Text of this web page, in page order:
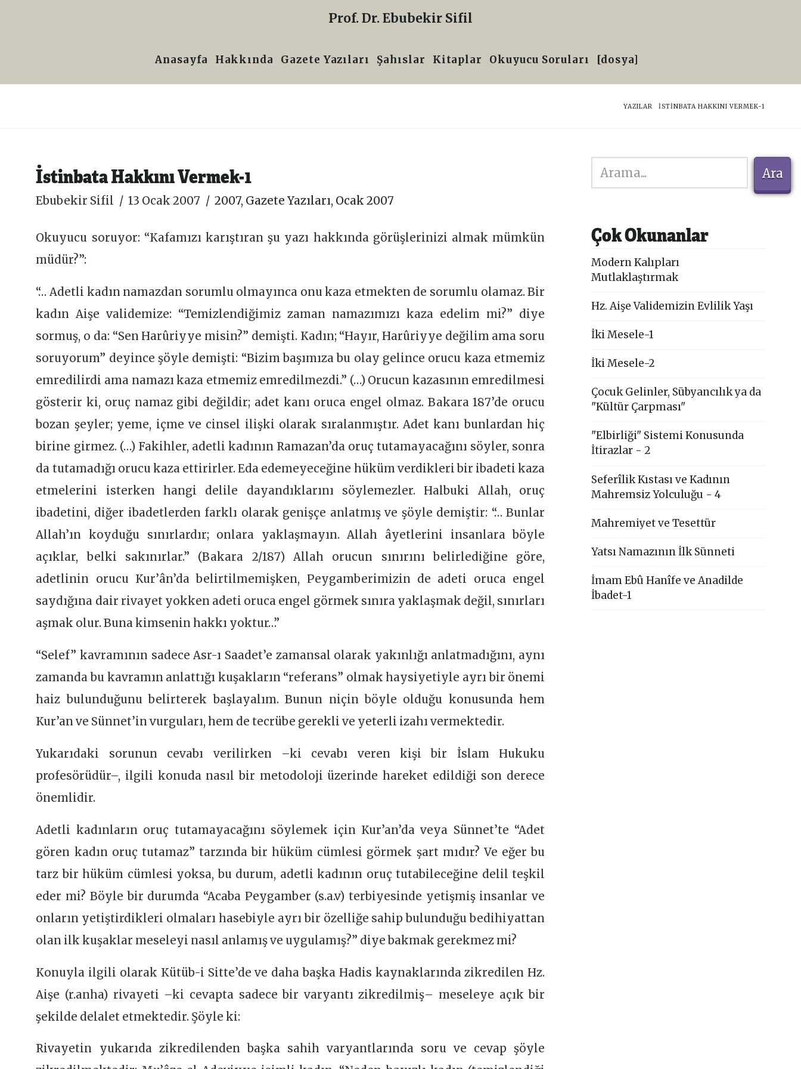
Sifil
Prof. Dr. Ebubekir Sifil
Anasayfa Hakkında Gazete Yazıları Şahıslar Kitaplar Okuyucu Soruları [dosya]
HOME
YAZILAR İSTINBATA HAKKINI VERMEK-1
İstinbata Hakkını Vermek-1
Ebubekir Sifil 13 Ocak 2007 2007, Gazete Yazıları, Ocak 2007
Okuyucu soruyor: “Kafamızı karıştıran şu yazı hakkında görüşlerinizi almak mümkün
müdür?”:
“… Adetli kadın namazdan sorumlu olmayınca onu kaza etmekten de sorumlu olamaz. Bir
kadın Aişe validemize: “Temizlendiğimiz zaman namazımızı kaza edelim mi?” diye
sormuş, o da: “Sen Harûriyye misin?” demişti. Kadın; “Hayır, Harûriyye değilim ama soru
soruyorum” deyince şöyle demişti: “Bizim başımıza bu olay gelince orucu kaza etmemiz
emredilirdi ama namazı kaza etmemiz emredilmezdi.” (…) Orucun kazasının emredilmesi
gösterir ki, oruç namaz gibi değildir; adet kanı oruca engel olmaz. Bakara 187’de orucu
bozan şeyler; yeme, içme ve cinsel ilişki olarak sıralanmıştır. Adet kanı bunlardan hiç
birine girmez. (…) Fakihler, adetli kadının Ramazan’da oruç tutamayacağını söyler, sonra
da tutamadığı orucu kaza ettirirler. Eda edemeyeceğine hüküm verdikleri bir ibadeti kaza
etmelerini isterken hangi delile dayandıklarını söylemezler. Halbuki Allah, oruç
ibadetini, diğer ibadetlerden farklı olarak genişçe anlatmış ve şöyle demiştir: “… Bunlar
Allah’ın koyduğu sınırlardır; onlara yaklaşmayın. Allah âyetlerini insanlara böyle
açıklar, belki sakınırlar.” (Bakara 2/187) Allah orucun sınırını belirlediğine göre,
adetlinin orucu Kur’ân’da belirtilmemişken, Peygamberimizin de adeti oruca engel
saydığına dair rivayet yokken adeti oruca engel görmek sınıra yaklaşmak değil, sınırları
aşmak olur. Buna kimsenin hakkı yoktur…”
“Selef” kavramının sadece Asr-ı Saadet’e zamansal olarak yakınlığı anlatmadığını, aynı
zamanda bu kavramın anlattığı kuşakların “referans” olmak haysiyetiyle ayrı bir önemi
haiz bulunduğunu belirterek başlayalım. Bunun niçin böyle olduğu konusunda hem
Kur’an ve Sünnet’in vurguları, hem de tecrübe gerekli ve yeterli izahı vermektedir.
Yukarıdaki sorunun cevabı verilirken –ki cevabı veren kişi bir İslam Hukuku
profesörüdür–, ilgili konuda nasıl bir metodoloji üzerinde hareket edildiği son derece
önemlidir.
Adetli kadınların oruç tutamayacağını söylemek için Kur’an’da veya Sünnet’te “Adet
gören kadın oruç tutamaz” tarzında bir hüküm cümlesi görmek şart mıdır? Ve eğer bu
tarz bir hüküm cümlesi yoksa, bu durum, adetli kadının oruç tutabileceğine delil teşkil
eder mi? Böyle bir durumda “Acaba Peygamber (s.a.v) terbiyesinde yetişmiş insanlar ve
onların yetiştirdikleri olmaları hasebiyle ayrı bir özelliğe sahip bulunduğu bedihiyattan
olan ilk kuşaklar meseleyi nasıl anlamış ve uygulamış?” diye bakmak gerekmez mi?
Konuyla ilgili olarak Kütüb-i Sitte’de ve daha başka Hadis kaynaklarında zikredilen Hz.
Aişe (r.anha) rivayeti –ki cevapta sadece bir varyantı zikredilmiş– meseleye açık bir
şekilde delalet etmektedir. Şöyle ki:
Rivayetin yukarıda zikredilenden başka sahih varyantlarında soru ve cevap şöyle
Ara
Ara
Çok Okunanlar
Modern Kalıpları
Mutlaklaştırmak
Hz. Aişe Validemizin Evlilik Yaşı
İki Mesele-1
İki Mesele-2
Çocuk Gelinler, Sübyancılık ya da
"Kültür Çarpması"
"Elbirliği" Sistemi Konusunda
İtirazlar - 2
Seferîlik Kıstası ve Kadının
Mahremsiz Yolculuğu - 4
Mahremiyet ve Tesettür
Yatsı Namazının İlk Sünneti
İmam Ebû Hanîfe ve Anadilde
İbadet-1